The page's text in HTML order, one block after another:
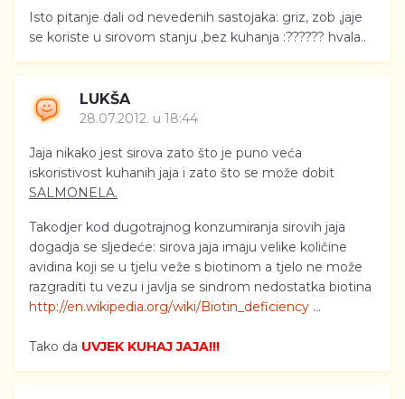
Isto pitanje dali od nevedenih sastojaka: griz, zob ,jaje
se koriste u sirovom stanju ,bez kuhanja :?????? hvala..
LUKŠA
28.07.2012. u 18:44
Jaja nikako jest sirova zato što je puno veća
iskoristivost kuhanih jaja i zato što se može dobit
SALMONELA.
Takodjer kod dugotrajnog konzumiranja sirovih jaja
dogadja se sljedeće: sirova jaja imaju velike količine
avidina koji se u tjelu veže s biotinom a tjelo ne može
razgraditi tu vezu i javlja se sindrom nedostatka biotina
http://en.wikipedia.org/wiki/Biotin_deficiency ...
Tako da UVJEK KUHAJ JAJA!!!